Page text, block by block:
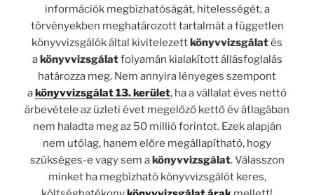
információk megbízhatóságát, hitelességét, a
törvényekben meghatározott tartalmát a független
könyvvizsgálók által kivitelezettkönyvvizsgálatés
akönyvvizsgálatfolyamán kialakított állásfoglalás
határozza meg. Nem annyira lényeges szempont
akönyvvizsgálat 13. kerület, ha a vállalat éves nettó
árbevétele az üzleti évet megelőző kettő év átlagában
nem haladta meg az 50 millió forintot. Ezek alapján
nem utólag, hanem előre megállapítható, hogy
szükséges-e vagy sem akönyvvizsgálat. Válasszon
minket ha megbízható könyvvizsgálót keres,